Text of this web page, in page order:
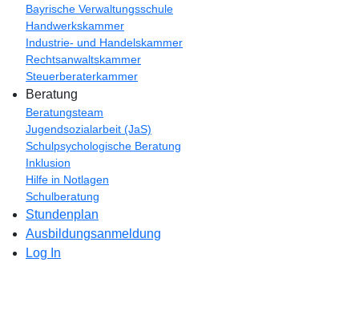
Bayrische Verwaltungsschule
Handwerkskammer
Industrie- und Handelskammer
Rechtsanwaltskammer
Steuerberaterkammer
Beratung
Beratungsteam
Jugendsozialarbeit (JaS)
Schulpsychologische Beratung
Inklusion
Hilfe in Notlagen
Schulberatung
Stundenplan
Ausbildungsanmeldung
Log In